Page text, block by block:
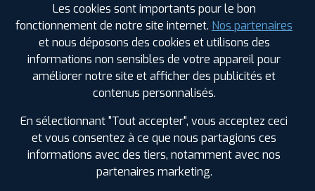
Votre commande
montée et équilibrée :
537.60€
FAIRE INSTALLER CE PNEU
Sous réserve de disponibilité en agence
Les cookies sont importants pour le bon
fonctionnement de notre site internet. Nos partenaires
et nous déposons des cookies et utilisons des
informations non sensibles de votre appareil pour
améliorer notre site et afficher des publicités et
contenus personnalisés.
En sélectionnant "Tout accepter", vous acceptez ceci
et vous consentez à ce que nous partagions ces
informations avec des tiers, notamment avec nos
partenaires marketing.